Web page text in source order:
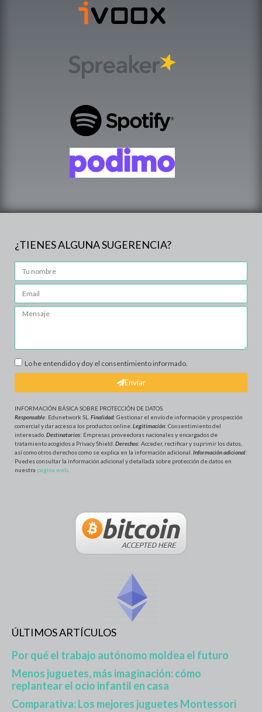
¿TIENES ALGUNA SUGERENCIA?
Lo he entendido y doy el consentimiento informado.
Enviar
INFORMACIÓN BÁSICA SOBRE PROTECCIÓN DE DATOS
Responsable: Edunetwork SL. Finalidad: Gestionar el envío de información y prospección
comercial y dar acceso a los productos online. Legitimación: Consentimiento del
interesado. Destinatarios: Empresas proveedoras nacionales y encargados de
tratamiento acogidos a Privacy Shield. Derechos: Acceder, rectificar y suprimir los datos,
así como otros derechos como se explica en la información adicional. Información adicional:
Puedes consultar la información adicional y detallada sobre protección de datos en
nuestra página web
ÚLTIMOS ARTÍCULOS
Por qué el trabajo autónomo moldea el futuro
Menos juguetes, más imaginación: cómo
replantear el ocio infantil en casa
Comparativa: Los mejores juguetes Montessori